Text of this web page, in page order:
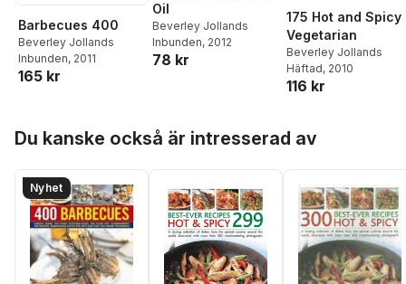
Barbecues 400
Beverley Jollands
Inbunden, 2011
165 kr
Oil
Beverley Jollands
Inbunden, 2012
78 kr
175 Hot and Spicy
Vegetarian
Beverley Jollands
Häftad, 2010
116 kr
Du kanske också är intresserad av
Nyhet